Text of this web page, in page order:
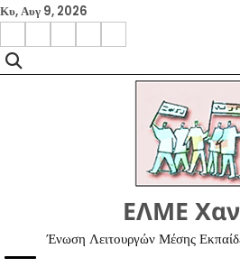
Skip
content
Κυ, Αυγ 9, 2026
facebook
instagram
google
x youtube
ΕΛΜΕ
Ένωση Λειτουργών Μέσης